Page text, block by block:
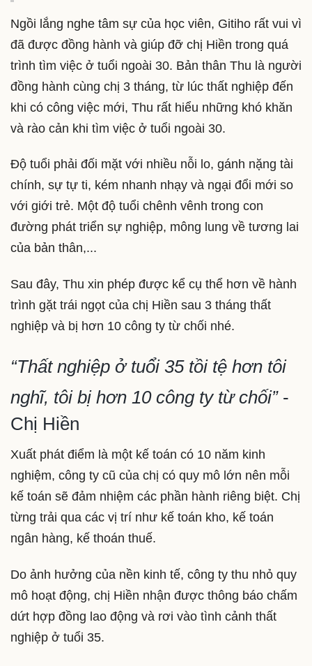
Ngồi lắng nghe tâm sự của học viên, Gitiho rất vui vì
đã được đồng hành và giúp đỡ chị Hiền trong quá
trình tìm việc ở tuổi ngoài 30. Bản thân Thu là người
đồng hành cùng chị 3 tháng, từ lúc thất nghiệp đến
khi có công việc mới, Thu rất hiểu những khó khăn
và rào cản khi tìm việc ở tuổi ngoài 30.
Độ tuổi phải đối mặt với nhiều nỗi lo, gánh nặng tài
chính, sự tự ti, kém nhanh nhạy và ngại đổi mới so
với giới trẻ. Một độ tuổi chênh vênh trong con
đường phát triển sự nghiệp, mông lung về tương lai
của bản thân,...
Sau đây, Thu xin phép được kể cụ thể hơn về hành
trình gặt trái ngọt của chị Hiền sau 3 tháng thất
nghiệp và bị hơn 10 công ty từ chối nhé.
“Thất nghiệp ở tuổi 35 tồi tệ hơn tôi
nghĩ, tôi bị hơn 10 công ty từ chối”-
Chị Hiền
Xuất phát điểm là một kế toán có 10 năm kinh
nghiệm, công ty cũ của chị có quy mô lớn nên mỗi
kế toán sẽ đảm nhiệm các phần hành riêng biệt. Chị
từng trải qua các vị trí như kế toán kho, kế toán
ngân hàng, kế thoán thuế.
Do ảnh hưởng của nền kinh tế, công ty thu nhỏ quy
mô hoạt động, chị Hiền nhận được thông báo chấm
dứt hợp đồng lao động và rơi vào tình cảnh thất
nghiệp ở tuổi 35.